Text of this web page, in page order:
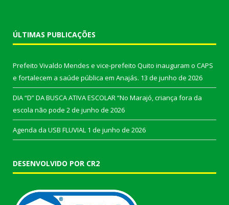
ÚLTIMAS PUBLICAÇÕES
Prefeito Vivaldo Mendes e vice-prefeito Quito inauguram o CAPS
e fortalecem a saúde pública em Anajás. 13 de junho de 2026
DIA “D” DA BUSCA ATIVA ESCOLAR “No Marajó, criança fora da
escola não pode 2 de junho de 2026
Agenda da USB FLUVIAL 1 de junho de 2026
DESENVOLVIDO POR CR2